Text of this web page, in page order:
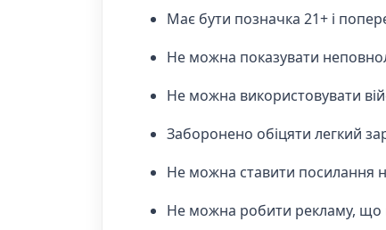
Має бути позначка 21+ і
Не можна показувати
Не можна використовувати
Заборонено обіцяти легкий
Не можна ставити посилання
Не можна робити рекламу, що